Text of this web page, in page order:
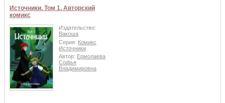
Источники. Том 1. Авторский
комикс
Издательство:
Вакоша
Серия: Комикс
Источники
Автор: Ермолаева
Софья
Владимировна